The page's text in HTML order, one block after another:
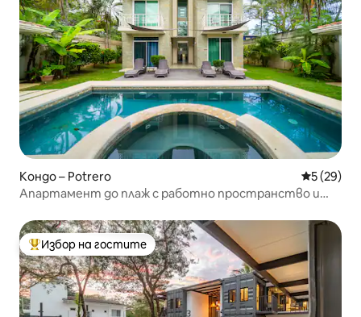
Кондо – Potrero Средна
5 (29)
Апартамент до плаж с работно пространство и
Най-популярен избор на гостите
Избор на гостите